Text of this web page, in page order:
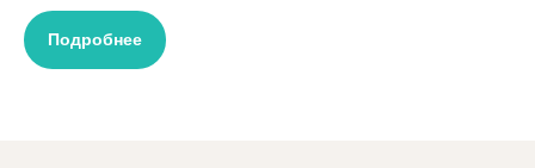
Подробнее